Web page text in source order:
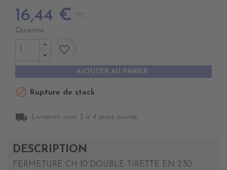
16,44 € TTC
Quantité
AJOUTER AU PANIER
favorite_border
 Rupture de stock
local_shipping Livraison sous 3 à 4 jours ouvrés.
DESCRIPTION
FERMETURE CH 10 DOUBLE TIRETTE EN 2.30